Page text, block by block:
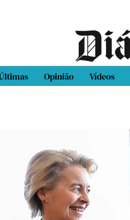
Opinião Vídeos